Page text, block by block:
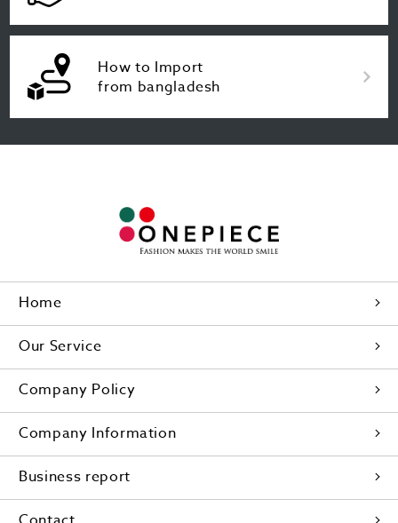
How to Import
from bangladesh
Home
Our Service
Company Policy
Company Information
Business report